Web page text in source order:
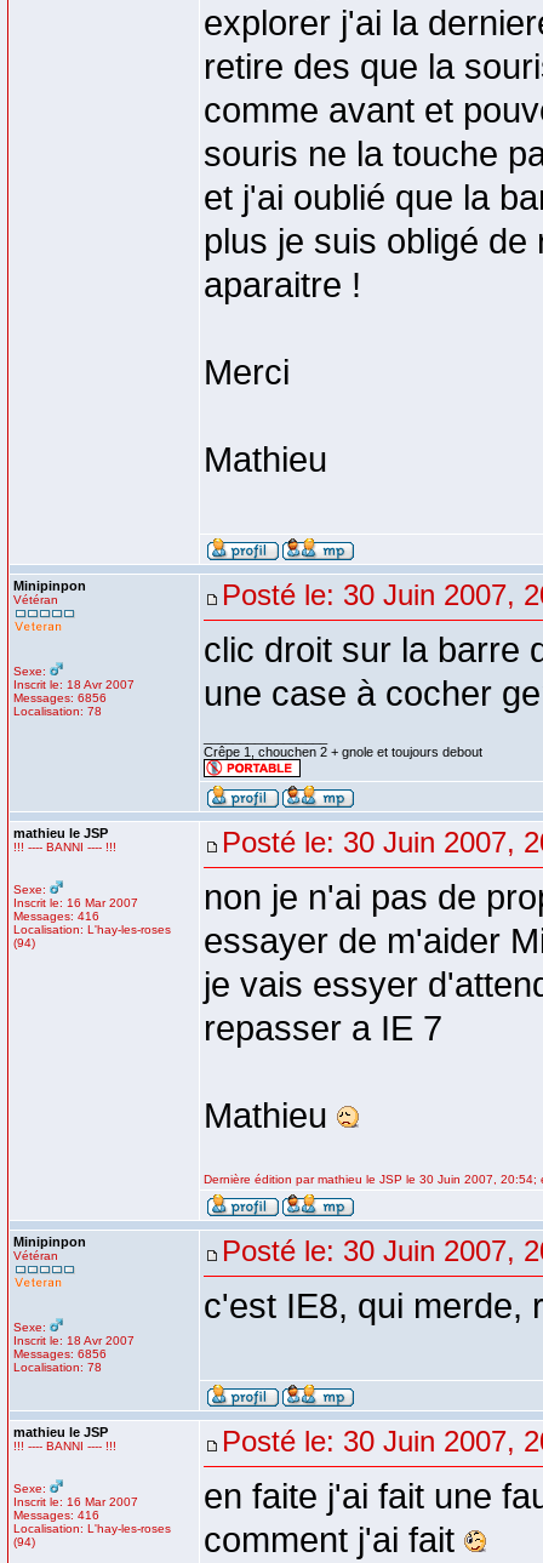
explorer j'ai la
retire des que la
comme avant et
souris ne la touche
et j'ai oublié que la
plus je suis obligé
aparaitre !
Merci
Mathieu
Minipinpon
Vétéran
Sexe:
Inscrit le: 18 Avr 2007
Messages: 6856
Localisation: 78
Posté le: 30 Juin 2007,
clic droit sur la barre
une case à cocher
Crêpe 1, chouchen 2 + gnole et toujours debout
mathieu le JSP
!!! ---- BANNI ---- !!!
Sexe:
Inscrit le: 16 Mar 2007
Messages: 416
Localisation: L'hay-les-roses
(94)
Posté le: 30 Juin 2007,
non je n'ai pas de
essayer de m'aider
je vais essyer
repasser a IE 7
Mathieu
Dernière édition par mathieu le JSP le 30 Juin 2007, 20:54;
Minipinpon
Vétéran
Sexe:
Inscrit le: 18 Avr 2007
Messages: 6856
Localisation: 78
Posté le: 30 Juin 2007,
c'est IE8, qui merde,
mathieu le JSP
!!! ---- BANNI ---- !!!
Sexe:
Inscrit le: 16 Mar 2007
Messages: 416
Localisation: L'hay-les-roses
(94)
Posté le: 30 Juin 2007,
en faite j'ai fait une
comment j'ai fait